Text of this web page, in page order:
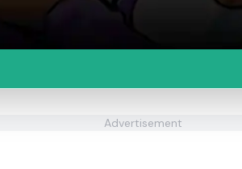
Advertisement